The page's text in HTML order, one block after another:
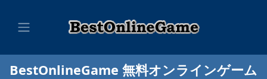
BestOnlineGame 無料オンラインゲーム